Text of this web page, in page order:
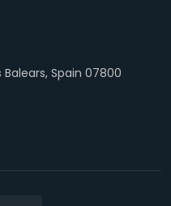
Spain 07800